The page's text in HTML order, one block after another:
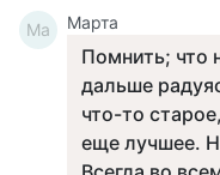
Ма Марта
Помнить; что
дальше
что-то
еще лучшее.